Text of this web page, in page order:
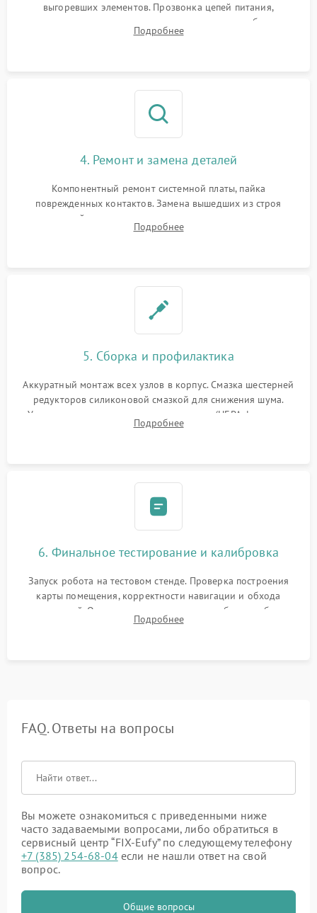
выгоревших элементов. Прозвонка цепей питания,
тестирование приводных моторов колес и турбины
всасывания. Оценка состояния оптических и инфракрасных
Подробнее
4. Ремонт и замена деталей
Компонентный ремонт системной платы, пайка
поврежденных контактов. Замена вышедших из строя
двигателей, изношенного аккумулятора, неисправного
лидара или помпы подачи воды. Восстановление шлейфов и
Подробнее
5. Сборка и профилактика
Аккуратный монтаж всех узлов в корпус. Смазка шестерней
редукторов силиконовой смазкой для снижения шума.
Установка новых расходных материалов (HEPA-фильтров,
микрофибры, щеток). Надежная фиксация разъемов и
Подробнее
6. Финальное тестирование и калибровка
Запуск робота на тестовом стенде. Проверка построения
карты помещения, корректности навигации и обхода
препятствий. Оценка силы всасывания и работы турбины.
Тестирование автоматического возврата на док-станцию и
Подробнее
FAQ. Ответы на вопросы
Вы можете ознакомиться с приведенными ниже
часто задаваемыми вопросами, либо обратиться в
сервисный центр “FIX-Eufy” по следующему телефону
+7 (385) 254-68-04если не нашли ответ на свой
вопрос.
Общие вопросы